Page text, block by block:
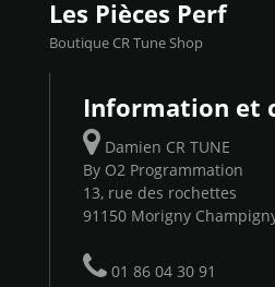
Les Pièces Perf
Boutique CR Tune Shop
Information et
Damien CR TUNE
By O2 Programmation
13, rue des rochettes
91150 Morigny
01 86 04 30 91